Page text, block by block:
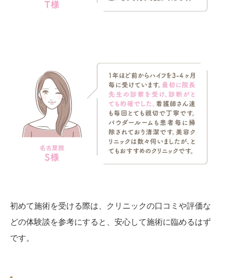
初めて施術を受ける際は、クリニックの口コミや評価な
どの体験談を参考にすると、安心して施術に臨めるはず
です。